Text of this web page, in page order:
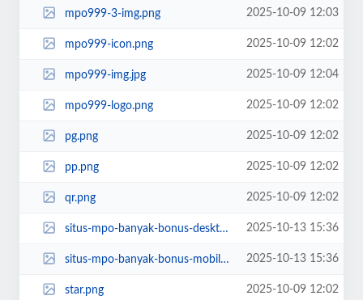
mpo999-3-img.png 2025-10-09 12:03
mpo999-icon.png 2025-10-09 12:02
mpo999-img.jpg 2025-10-09 12:04
mpo999-logo.png 2025-10-09 12:02
pg.png 2025-10-09 12:02
pp.png 2025-10-09 12:02
qr.png 2025-10-09 12:02
situs-mpo-banyak-bonus-desktop.png 2025-10-13 15:36
situs-mpo-banyak-bonus-mobile.png 2025-10-13 15:36
star.png 2025-10-09 12:02